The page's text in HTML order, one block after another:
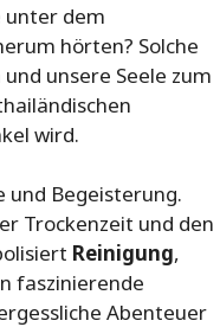
unter dem
hörten? Solche
unsere Seele zum
wird.
und Begeisterung.
Trockenzeit und den
Reinigung,
faszinierende
Abenteuer